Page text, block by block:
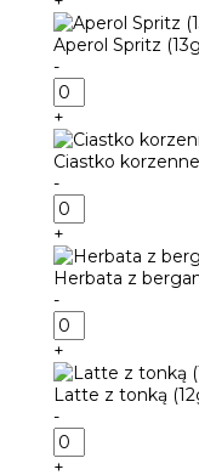
Dubajska
(13g)
Aperol Spritz
-
ilość
Aperol
Spritz
(13g)
+
Ciastko
-
ilość
Ciastko
korzenne
(13g)
+
Herbata z
-
ilość
Herbata
z
bergamotką
(13g)
+
Latte z tonką
-
ilość
Latte
+